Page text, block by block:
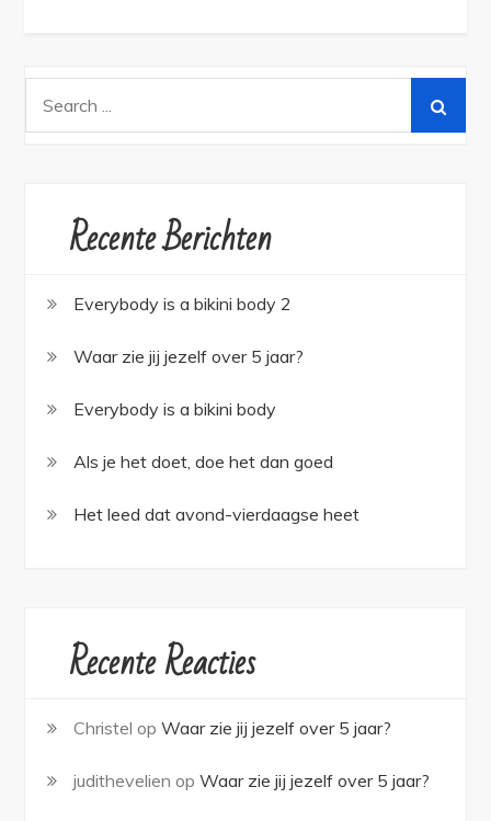
Recente Berichten
Everybody is a bikini body 2
Waar zie jij jezelf over 5 jaar?
Everybody is a bikini body
Als je het doet, doe het dan goed
Het leed dat avond-vierdaagse heet
Recente Reacties
Christel opWaar zie jij jezelf over 5 jaar?
judithevelien opWaar zie jij jezelf over 5 jaar?